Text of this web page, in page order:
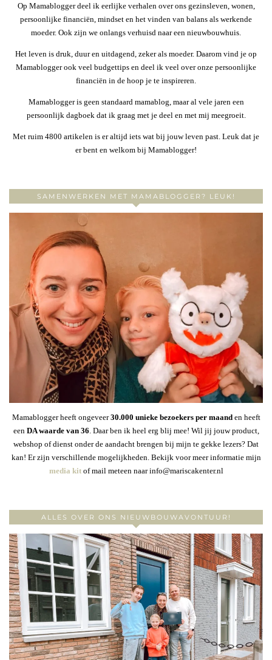
Op Mamablogger deel ik eerlijke verhalen over ons gezinsleven, wonen,
persoonlijke financiën, mindset en het vinden van balans als werkende
moeder. Ook zijn we onlangs verhuisd naar een nieuwbouwhuis.
Het leven is druk, duur en uitdagend, zeker als moeder. Daarom vind je op
Mamablogger ook veel budgettips en deel ik veel over onze persoonlijke
financiën in de hoop je te inspireren.
Mamablogger is geen standaard mamablog, maar al vele jaren een
persoonlijk dagboek dat ik graag met je deel en met mij meegroeit.
Met ruim 4800 artikelen is er altijd iets wat bij jouw leven past. Leuk dat je
er bent en welkom bij Mamablogger!
SAMENWERKEN MET MAMABLOGGER? LEUK!
Mamablogger heeft ongeveer30.000 unieke bezoekers per maanden heeft
een DA waarde van 36. Daar ben ik heel erg blij mee! Wil jij jouw product,
webshop of dienst onder de aandacht brengen bij mijn te gekke lezers? Dat
kan! Er zijn verschillende mogelijkheden. Bekijk voor meer informatie mijn
media kitof mail meteen naar info@mariscakenter.nl
ALLES OVER ONS NIEUWBOUWAVONTUUR!